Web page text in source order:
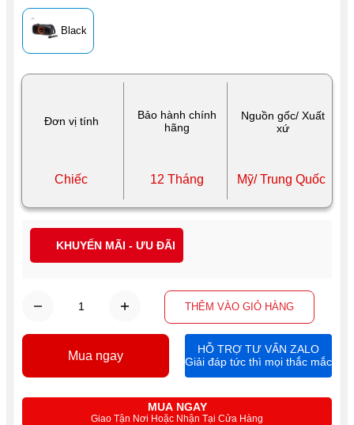
Đơn vị tính
Bảo hành chính
hãng
Nguồn gốc/ Xuất
xứ
Chiếc 12 Tháng Mỹ/ Trung Quốc
Black
THÊM VÀO GIỎ HÀNG
MUA NGAY
Giao Tận Nơi Hoặc Nhận Tại Cửa Hàng
Mua ngay
HỖ TRỢ TƯ VẤN ZALO
Giải đáp tức thì mọi thắc mắc
KHUYẾN MÃI - ƯU ĐÃI